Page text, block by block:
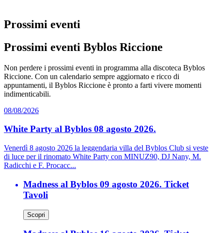
Prossimi eventi
Prossimi eventi Byblos Riccione
Non perdere i prossimi eventi in programma alla discoteca Byblos
Riccione. Con un calendario sempre aggiornato e ricco di
appuntamenti, il Byblos Riccione è pronto a farti vivere momenti
indimenticabili.
08/08/2026
White Party al Byblos 08 agosto 2026.
Venerdì 8 agosto 2026 la leggendaria villa del Byblos Club si veste
di luce per il rinomato White Party con MINUZ90, DJ Nany, M.
Radicchi e F. Procacc...
Madness al Byblos 09 agosto 2026. Ticket
Tavoli
Scopri